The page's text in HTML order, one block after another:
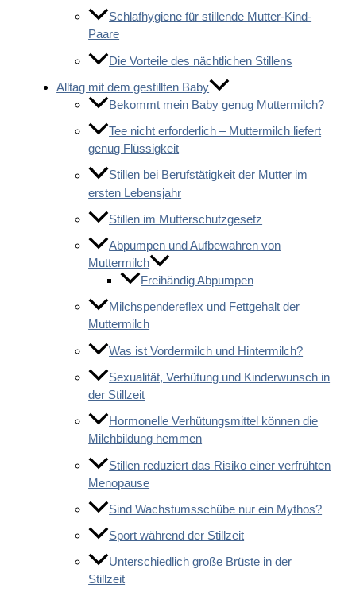
Schlafhygiene für stillende Mutter-Kind-
Paare
Die Vorteile des nächtlichen Stillens
Alltag mit dem gestillten Baby
Bekommt mein Baby genug Muttermilch?
Tee nicht erforderlich – Muttermilch liefert
genug Flüssigkeit
Stillen bei Berufstätigkeit der Mutter im
ersten Lebensjahr
Stillen im Mutterschutzgesetz
Abpumpen und Aufbewahren von
Muttermilch
Freihändig Abpumpen
Milchspendereflex und Fettgehalt der
Muttermilch
Was ist Vordermilch und Hintermilch?
Sexualität, Verhütung und Kinderwunsch in
der Stillzeit
Hormonelle Verhütungsmittel können die
Milchbildung hemmen
Stillen reduziert das Risiko einer verfrühten
Menopause
Sind Wachstumsschübe nur ein Mythos?
Sport während der Stillzeit
Unterschiedlich große Brüste in der
Stillzeit